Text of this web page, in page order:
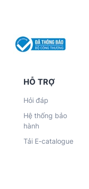
HỖ TRỢ
Hỏi đáp
Hệ thống bảo
hành
Tải E-catalogue